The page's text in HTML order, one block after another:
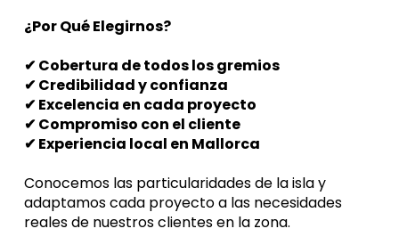
¿Por Qué Elegirnos?
✔ Cobertura de todos los gremios
✔ Credibilidad y confianza
✔ Excelencia en cada proyecto
✔ Compromiso con el cliente
✔ Experiencia local en Mallorca
Conocemos las particularidades de la isla y
adaptamos cada proyecto a las necesidades
reales de nuestros clientes en la zona.